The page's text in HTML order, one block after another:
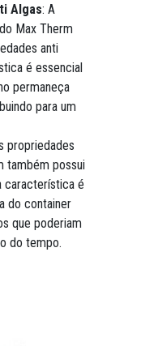
Algas: A
Max Therm
anti
é essencial
permaneça
para um
propriedades
também possui
característica é
do container
que poderiam
do tempo.